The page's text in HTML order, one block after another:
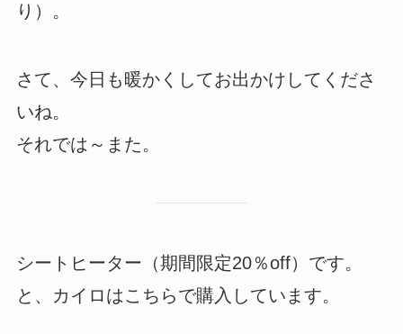
り）。
さて、今日も暖かくしてお出かけしてくださ
いね。
それでは～また。
シートヒーター（期間限定20％off）です。
と、カイロはこちらで購入しています。